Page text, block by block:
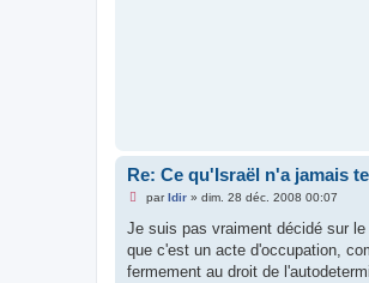
Re: Ce qu'Israël n'a jamais
M
s
a
g
par Idir» dim. 28 déc. 2008 00:07
Je suis pas vraiment décidé sur
que c'est un acte d'occupation,
fermement au droit de